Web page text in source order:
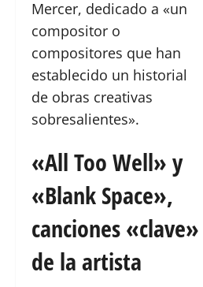
Mercer, dedicado a «un
compositor o
compositores que han
establecido un historial
de obras creativas
sobresalientes».
«All Too Well» y
«Blank Space»,
canciones «clave»
de la artista